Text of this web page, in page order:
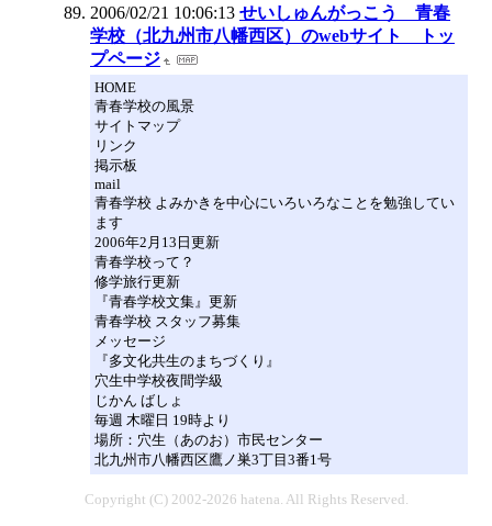
2006/02/21 10:06:13 せいしゅんがっこう 青春
学校（北九州市八幡西区）のwebサイト トッ
プページ
HOME
青春学校の風景
サイトマップ
リンク
掲示板
mail
青春学校 よみかきを中心にいろいろなことを勉強してい
ます
2006年2月13日更新
青春学校って？
修学旅行更新
『青春学校文集』更新
青春学校 スタッフ募集
メッセージ
『多文化共生のまちづくり』
穴生中学校夜間学級
じかん ばしょ
毎週 木曜日 19時より
場所：穴生（あのお）市民センター
北九州市八幡西区鷹ノ巣3丁目3番1号
Copyright (C) 2002-2026 hatena. All Rights Reserved.